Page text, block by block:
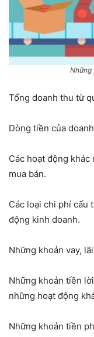
Những
Tổng doanh thu từ
Dòng tiền của
Các hoạt động
mua bán.
Các loại chi phí cấu
động kinh doanh.
Những khoản vay,
Những khoản tiền
những hoạt động
Những khoản tiền